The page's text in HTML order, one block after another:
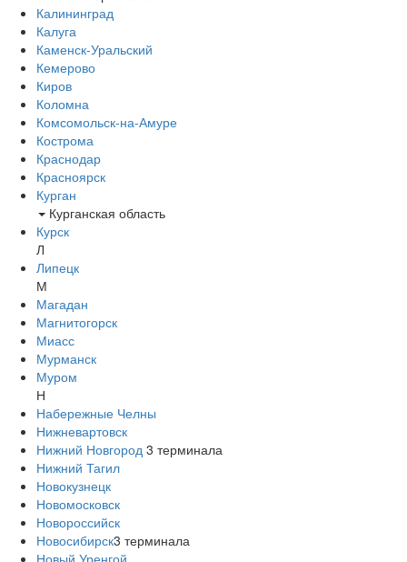
Калининград
Калуга
Каменск-Уральский
Кемерово
Киров
Коломна
Комсомольск-на-Амуре
Кострома
Краснодар
Красноярск
Курган
Курганская область
Курск
Л
Липецк
М
Магадан
Магнитогорск
Миасс
Мурманск
Муром
Н
Набережные Челны
Нижневартовск
Нижний Новгород 3 терминала
Нижний Тагил
Новокузнецк
Новомосковск
Новороссийск
Новосибирск3 терминала
Новый Уренгой